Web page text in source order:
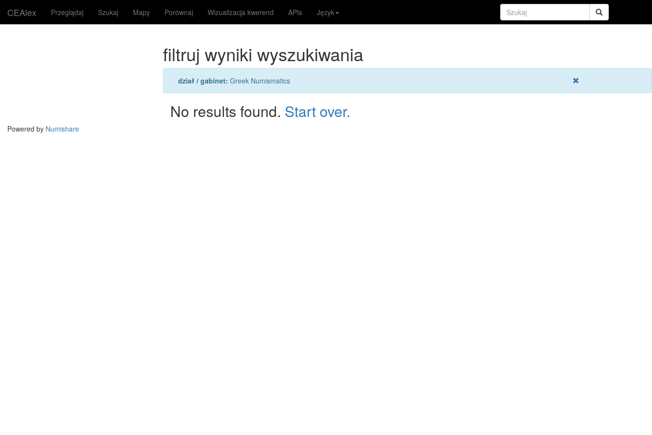
CEAlex Przeglądaj Szukaj Mapy Porównaj Wizualizacja kwerend APIs Język
filtruj wyniki wyszukiwania
dział / gabinet: Greek Numismatics
No results found. Start over.
Powered by Numishare